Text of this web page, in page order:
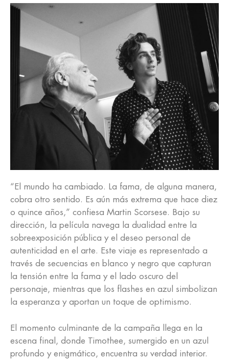
“El mundo ha cambiado. La fama, de alguna manera,
cobra otro sentido. Es aún más extrema que hace diez
o quince años,” confiesa Martin Scorsese. Bajo su
dirección, la película navega la dualidad entre la
sobreexposición pública y el deseo personal de
autenticidad en el arte. Este viaje es representado a
través de secuencias en blanco y negro que capturan
la tensión entre la fama y el lado oscuro del
personaje, mientras que los flashes en azul simbolizan
la esperanza y aportan un toque de optimismo.
El momento culminante de la campaña llega en la
escena final, donde Timothee, sumergido en un azul
profundo y enigmático, encuentra su verdad interior.